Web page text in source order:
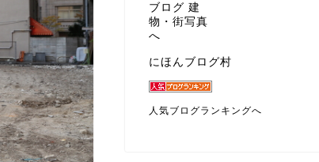
にほんブログ村
人気ブログランキングへ